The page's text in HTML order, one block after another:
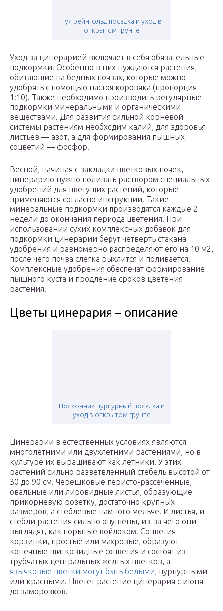
Туя рейнгольд посадка и уход в
открытом грунте
Уход за цинерарией включает в себя обязательные
подкормки. Особенно в них нуждаются растения,
обитающие на бедных почвах, которые можно
удобрять с помощью настоя коровяка (пропорция
1:10). Также необходимо производить регулярные
подкормки минеральными и органическими
веществами. Для развития сильной корневой
системы растениям необходим калий, для здоровья
листьев — азот, а для формирования пышных
соцветий — фосфор.
Весной, начиная с закладки цветковых почек,
цинерарию нужно поливать раствором специальных
удобрений для цветущих растений, которые
применяются согласно инструкции. Такие
минеральные подкормки производятся каждые 2
недели до окончания периода цветения. При
использовании сухих комплексных добавок для
подкормки цинерарии берут четверть стакана
удобрения и равномерно распределяют его на 10 м2,
после чего почва слегка рыхлится и поливается.
Комплексные удобрения обеспечат формирование
пышного куста и продление сроков цветения
растения.
Цветы цинерария – описание
Посконник пурпурный посадка и
уход в открытом грунте
Цинерарии в естественных условиях являются
многолетними или двухлетними растениями, но в
культуре их выращивают как летники. У этих
растений сильно разветвленный стебель высотой от
30 до 90 см. Черешковые перисто-рассеченные,
овальные или лировидные листья, образующие
прикорневую розетку, достаточно крупных
размеров, а стеблевые намного мельче. И листья, и
стебли растения сильно опушены, из-за чего они
выглядят, как порытые войлоком. Соцветия-
корзинки, простые или махровые, образуют
конечные щитковидные соцветия и состоят из
трубчатых центральных желтых цветков, а
язычковые цветки могут быть белыми, пурпурными
или красными. Цветет растение цинерария с июня
до заморозков.